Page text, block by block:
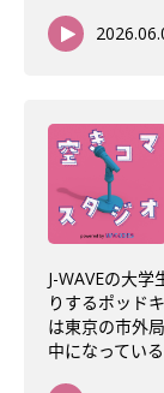
J-WAVEの大
りするポッド
は東京の市外
中になってい